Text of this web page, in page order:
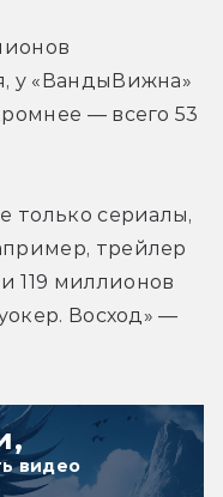
у «ВандыВижна»
— всего 53
только сериалы,
трейлер
119 миллионов
Восход» —
видео